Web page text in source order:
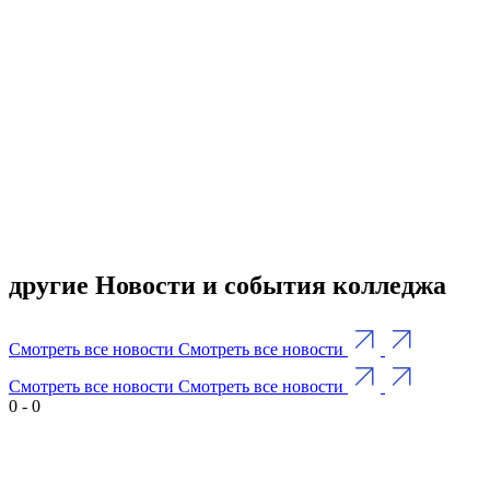
другие Новости и события колледжа
Смотреть все новости Смотреть все новости
Смотреть все новости Смотреть все новости
0 - 0